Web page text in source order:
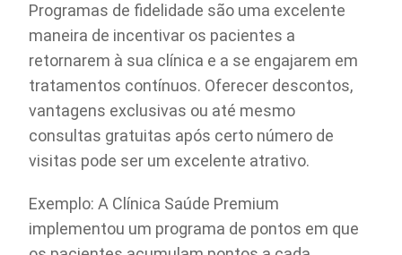
Programas de fidelidade são uma excelente
maneira de incentivar os pacientes a
retornarem à sua clínica e a se engajarem em
tratamentos contínuos. Oferecer descontos,
vantagens exclusivas ou até mesmo
consultas gratuitas após certo número de
visitas pode ser um excelente atrativo.
Exemplo: A Clínica Saúde Premium
implementou um programa de pontos em que